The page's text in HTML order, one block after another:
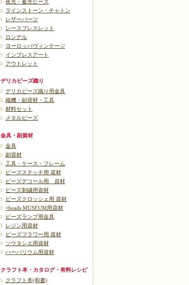
夜光・蓄光ビーズ
ラインストーン・チャトン
レザーパーツ
レースブレスレット
ロンデル
ヨーロッパヴィンテージ
インプレスアート
アウトレット
デリカビーズ織り
デリカビーズ織り用金具
織機・副資材・工具
材料セット
メタルビーズ
金具・副資材
金具
副資材
工具・ケース・フレーム
ビーズステッチ用 資材
ビーズデコール用 資材
ビーズ刺繍用資材
ビーズクロッシェ用 資材
+beads MUSEUM用資材
ビーズランプ用金具
レジン用資材
ビーズフラワー用 資材
ソウタシエ用資材
ハーバリウム用資材
クラフト本・カタログ・有料レシピ
クラフト本(和書)